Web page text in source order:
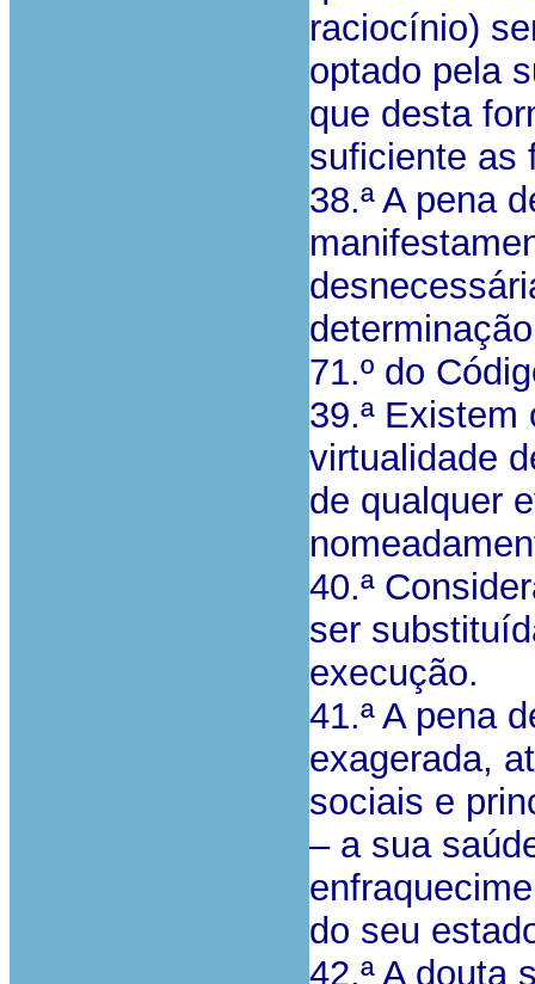
raciocínio)
optado pela
que desta
suficiente as
38.ª A pena
71.º do
39.ª
virtualidade
de qualquer
40.ª
ser
execução.
41.ª A pena
exagerada,
sociais e
– a sua
do seu
42.ª A douta